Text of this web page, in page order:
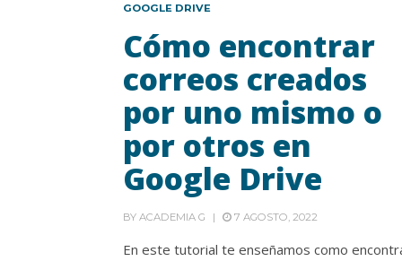
GOOGLE DRIVE
Cómo encontrar
correos creados
por uno mismo o
por otros en
Google Drive
BY ACADEMIA G 7 AGOSTO, 2022
En este tutorial te enseñamos como